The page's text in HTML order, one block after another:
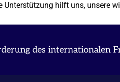
Unterstützung hilft uns, unsere
des internationalen